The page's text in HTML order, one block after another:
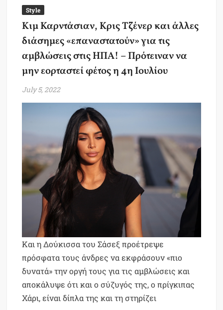
Style
Κιμ Καρντάσιαν, Κρις Τζένερ και άλλες
διάσημες «επαναστατούν» για τις
αμβλώσεις στις ΗΠΑ! – Πρότειναν να
μην εορταστεί φέτος η 4η Ιουλίου
July 5, 2022
Και η Δούκισσα του Σάσεξ προέτρεψε
πρόσφατα τους άνδρες να εκφράσουν «πιο
δυνατά» την οργή τους για τις αμβλώσεις και
αποκάλυψε ότι και ο σύζυγός της, ο πρίγκιπας
Χάρι, είναι δίπλα της και τη στηρίζει